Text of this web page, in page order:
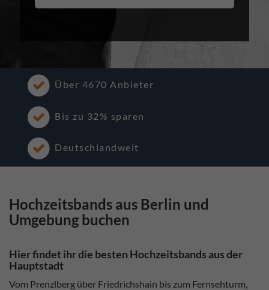
Über 4670 Anbieter
Bis zu 32% sparen
Deutschlandweit
Hochzeitsbands aus Berlin und
Umgebung buchen
Hier findet ihr die besten Hochzeitsbands aus der
Hauptstadt
Vom Prenzlberg über Friedrichshain bis zum Fernsehturm,